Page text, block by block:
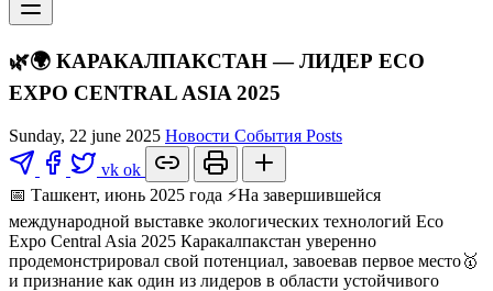
🌿🌍 КАРАКАЛПАКСТАН — ЛИДЕР ECO
EXPO CENTRAL ASIA 2025
Sunday, 22 june 2025 Новости События Posts
vk ok
📅 Ташкент, июнь 2025 года ⚡️На завершившейся
международной выставке экологических технологий Eco
Expo Central Asia 2025 Каракалпакстан уверенно
продемонстрировал свой потенциал, завоевав первое место🥇
и признание как один из лидеров в области устойчивого